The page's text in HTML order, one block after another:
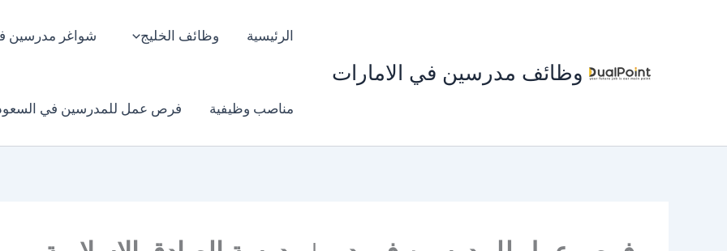
وظائف مدرسين في الامارات
الرئيسية وظائف الخليج شواغر مدرسين
مناصب وظيفية فرص عمل للمدرسين في